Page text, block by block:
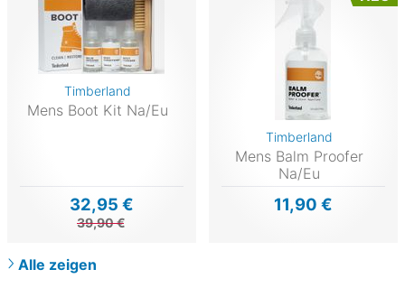
Timberland
Mens Boot Kit Na/Eu
32,95 €
39,90 €
Timberland
Mens Balm Proofer
Na/Eu
11,90 €
Alle zeigen